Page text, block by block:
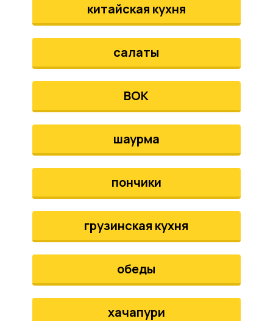
китайская кухня
салаты
ВОК
шаурма
пончики
грузинская кухня
обеды
хачапури